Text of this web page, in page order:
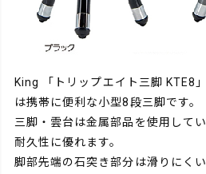
King 「トリップエイト三脚 KTE8」
は携帯に便利な小型8段三脚です。
三脚・雲台は金属部品を使用して
耐久性に優れます。
脚部先端の石突き部分は滑りにく